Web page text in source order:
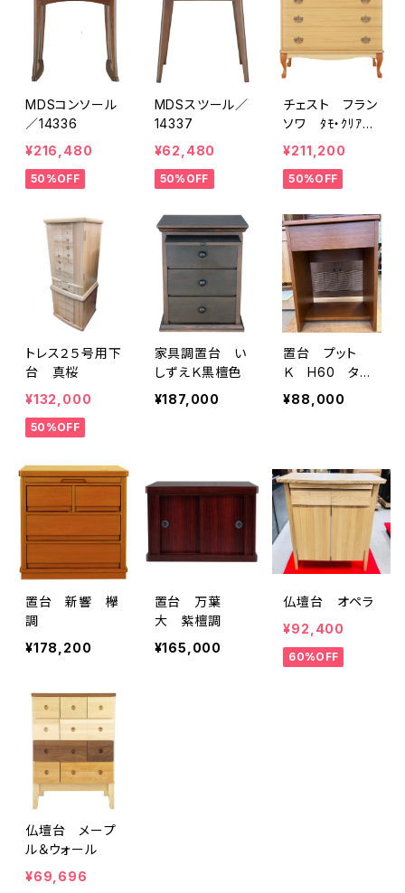
MDSコンソール
／14336
¥216,480
50%OFF
MDSスツール／
14337
¥62,480
50%OFF
チェスト フラン
ソワ ﾀﾓ・ｸﾘｱ／
15722
¥211,200
50%OFF
トレス２５号用下
台 真桜
¥132,000
50%OFF
家具調置台 い
しずえＫ黒檀色
¥187,000
置台 プット
Ｋ H60 タモ
ダーク
¥88,000
置台 新響 欅
調
¥178,200
置台 万葉
大 紫檀調
¥165,000
仏壇台 オペラ
¥92,400
60%OFF
仏壇台 メープ
ル＆ウォール
¥69,696